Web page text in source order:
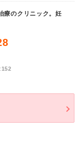
療のクリニック。妊
152